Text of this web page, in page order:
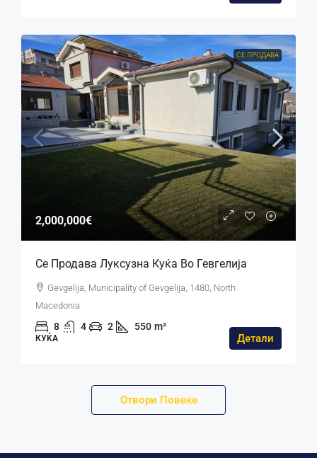
СЕ ПРОДАВА
2,000,000€
Се Продава Луксузна Куќа Во Гевгелија
Gevgelija, Municipality of Gevgelija, 1480, North
Macedonia
8 4 2 550 m²
КУЌА Детали
Отвори Повеќе